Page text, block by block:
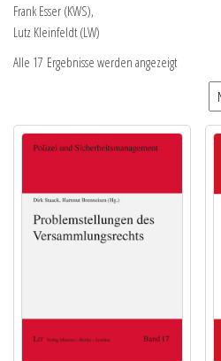
Frank Esser (KWS),
Lutz Kleinfeldt (LW)
Alle 17 Ergebnisse werden angezeigt